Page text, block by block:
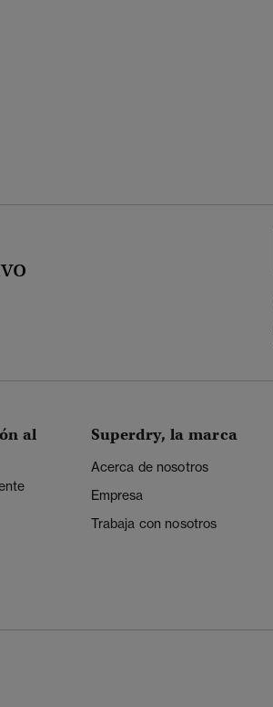
al Superdry, la marca
Acerca de nosotros
Empresa
Trabaja con nosotros